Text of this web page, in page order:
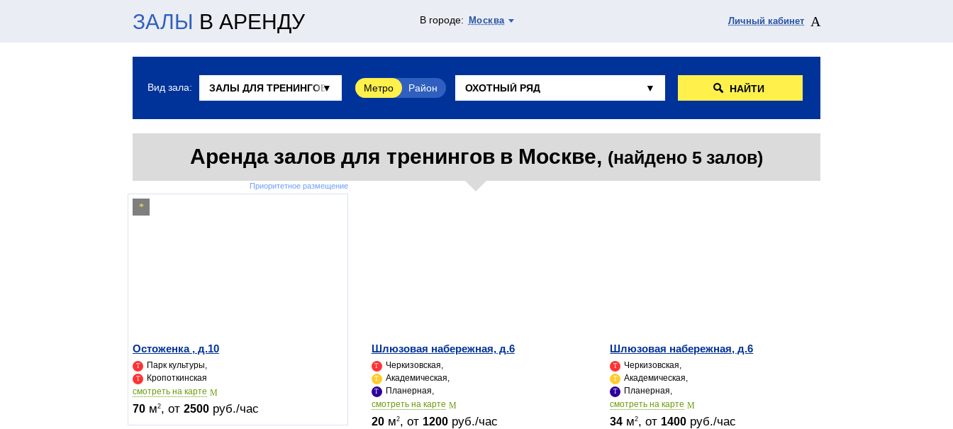
ЗАЛЫ В АРЕНДУ В городе: Москва Личный кабинет
Вид зала: Метро Район НАЙТИ
Аренда залов для тренингов в Москве, (найдено 5 залов)
Приоритетное размещение
Остоженка , д.10
Парк культуры,
Кропоткинская
cмотреть на карте
70 м2, от 2500 руб./час
Шлюзовая набережная, д.6
Черкизовская,
Академическая,
Планерная,
cмотреть на карте
20м2, от 1200руб./час
Шлюзовая набережная, д.6
Черкизовская,
Академическая,
Планерная,
cмотреть на карте
34 м2, от 1400 руб./час